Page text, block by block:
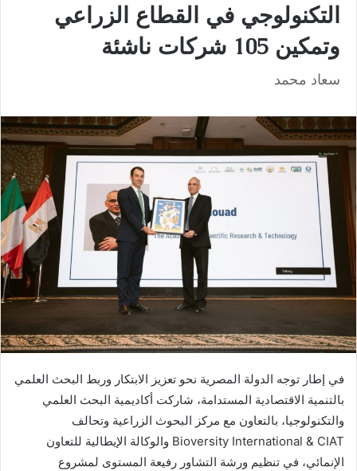
التكنولوجي في القطاع الزراعي
وتمكين 105 شركات ناشئة
سعاد محمد
في إطار توجه الدولة المصرية نحو تعزيز الابتكار وربط البحث العلمي
بالتنمية الاقتصادية المستدامة، شاركت أكاديمية البحث العلمي
والتكنولوجيا، بالتعاون مع مركز البحوث الزراعية وتحالف
Bioversity International & CIAT والوكالة الإيطالية للتعاون
الإنمائي، في تنظيم ورشة التشاور رفيعة المستوى لمشروع